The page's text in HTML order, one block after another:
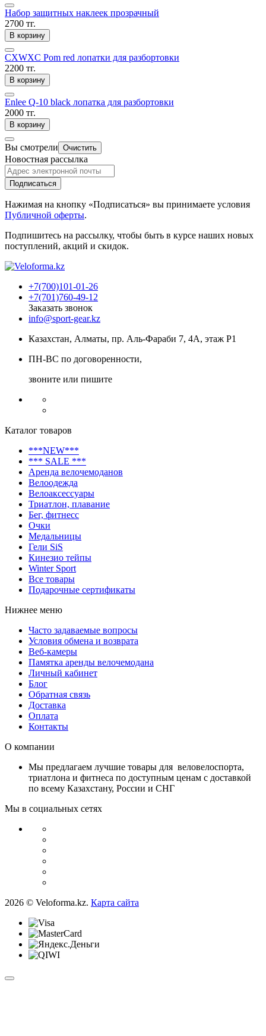
Набор защитных наклеек прозрачный
2700 тг.
В корзину
CXWXC Pom red лопатки для разбортовки
2200 тг.
В корзину
Enlee Q-10 black лопатка для разбортовки
2000 тг.
В корзину
Вы смотрели Очистить
Новостная рассылка
Подписаться
Нажимая на кнопку «Подписаться» вы принимаете условия
Публичной оферты.
Подпишитесь на рассылку, чтобы быть в курсе наших новых
поступлений, акций и скидок.
+7(700)101-01-26
+7(701)760-49-12
Заказать звонок
info@sport-gear.kz
Казахстан, Алматы, пр. Аль-Фараби 7, 4А, этаж Р1
ПН-ВС по договоренности,
звоните или пишите
Каталог товаров
***NEW***
*** SALE ***
Аренда велочемоданов
Велоодежда
Велоаксессуары
Триатлон, плавание
Бег, фитнесс
Очки
Медальницы
Гели SiS
Кинезио тейпы
Winter Sport
Все товары
Подарочные сертификаты
Нижнее меню
Часто задаваемые вопросы
Условия обмена и возврата
Веб-камеры
Памятка аренды велочемодана
Личный кабинет
Блог
Обратная связь
Доставка
Оплата
Контакты
О компании
Мы предлагаем лучшие товары для веловелоспорта,
триатлона и фитнеса по доступным ценам с доставкой
по всему Казахстану, России и СНГ
Мы в социальных сетях
2026 © Veloforma.kz. Карта сайта